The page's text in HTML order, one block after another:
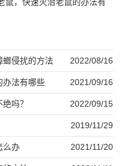
2022/08/16
螂侵扰的方法
2021/09/16
办法有哪些
2022/09/15
吗？
2019/11/29
2021/11/20
么办